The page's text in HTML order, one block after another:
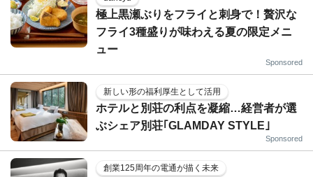
極上黒瀬ぶりをフライと刺身で！贅沢な
フライ3種盛りが味わえる夏の限定メニ
ュー
Sponsored
新しい形の福利厚生として活用
ホテルと別荘の利点を凝縮…経営者が選
ぶシェア別荘｢GLAMDAY STYLE｣
Sponsored
創業125周年の電通が描く未来